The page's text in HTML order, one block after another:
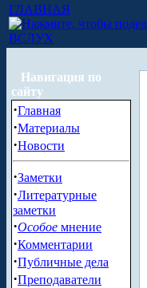
ГЛАВНАЯ
ВСЛУХ
Навигация по
сайту
·Главная
·Материалы
·Новости
·Заметки
·Литературные
заметки
·Особое мнение
·Комментарии
·Публичные дела
·Преподаватели